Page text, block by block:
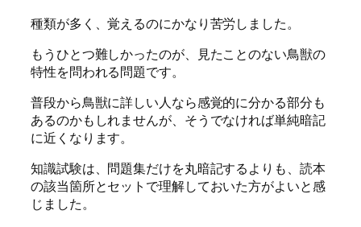
種類が多く、覚えるのにかなり苦労しました。
もうひとつ難しかったのが、見たことのない鳥獣の
特性を問われる問題です。
普段から鳥獣に詳しい人なら感覚的に分かる部分も
あるのかもしれませんが、そうでなければ単純暗記
に近くなります。
知識試験は、問題集だけを丸暗記するよりも、読本
の該当箇所とセットで理解しておいた方がよいと感
じました。